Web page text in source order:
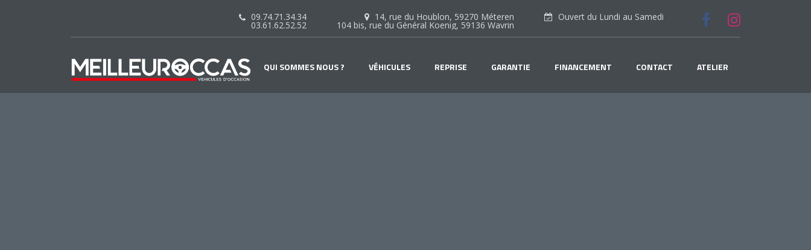
Ouvert du Lundi au Samedi
14, rue du Houblon, 59270 Méteren
104 bis, rue du Général Koenig, 59136 Wavrin
09.74.71.34.34
03.61.62.52.52
QUI SOMMES NOUS ? VÉHICULES REPRISE GARANTIE FINANCEMENT CONTACT ATELIER